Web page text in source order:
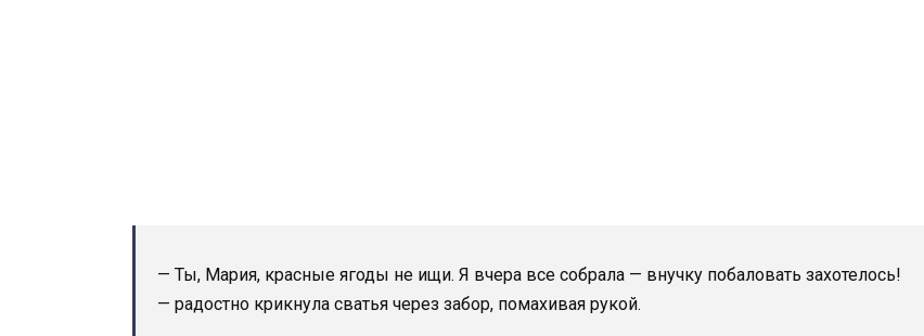
— Ты, Мария, красные ягоды не ищи. Я вчера все собрала — внучку побаловать захотелось!
— радостно крикнула сватья через забор, помахивая рукой.